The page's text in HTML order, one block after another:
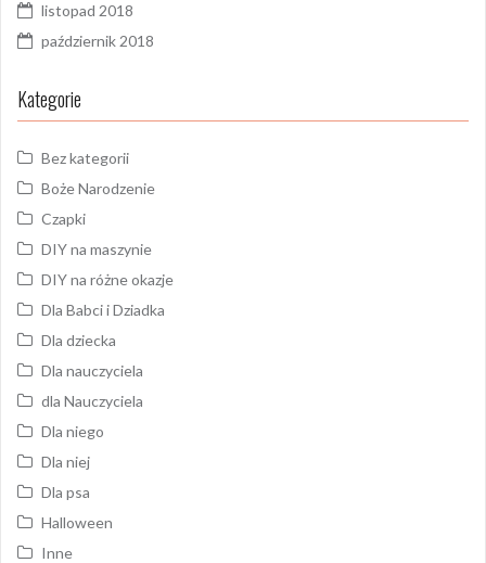
listopad 2018
październik 2018
Kategorie
Bez kategorii
Boże Narodzenie
Czapki
DIY na maszynie
DIY na różne okazje
Dla Babci i Dziadka
Dla dziecka
Dla nauczyciela
dla Nauczyciela
Dla niego
Dla niej
Dla psa
Halloween
Inne